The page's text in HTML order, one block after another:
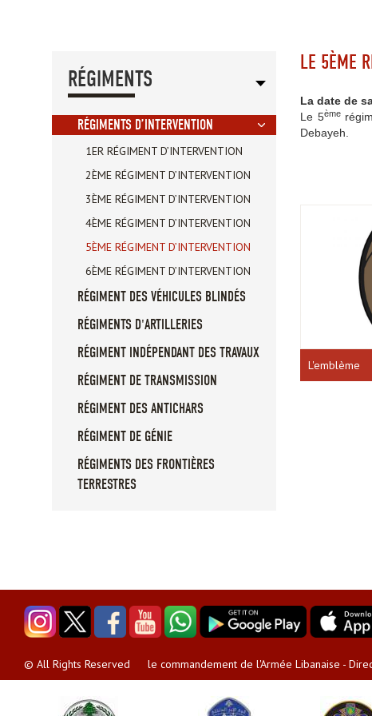
RÉGIMENTS
RÉGIMENTS D’INTERVENTION
1ER RÉGIMENT D’INTERVENTION
2ÈME RÉGIMENT D’INTERVENTION
3ÈME RÉGIMENT D’INTERVENTION
4ÈME RÉGIMENT D’INTERVENTION
5ÈME RÉGIMENT D’INTERVENTION
6ÈME RÉGIMENT D’INTERVENTION
RÉGIMENT DES VÉHICULES BLINDÉS
RÉGIMENTS D'ARTILLERIES
RÉGIMENT INDÉPENDANT DES TRAVAUX
RÉGIMENT DE TRANSMISSION
RÉGIMENT DES ANTICHARS
RÉGIMENT DE GÉNIE
RÉGIMENTS DES FRONTIÈRES
TERRESTRES
LE 5ÈME
La date de
Le 5ème
Debayeh.
L'emblème
© All Rights Reserved le commandement de l'Armée Libanaise -